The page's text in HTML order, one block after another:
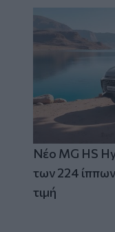
Νέο MG HS
των 224
τιμή